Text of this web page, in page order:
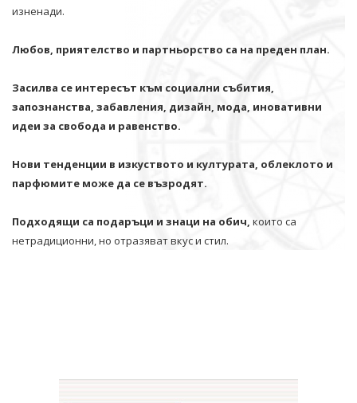
изненади.
Любов, приятелство и партньорство са на преден план.
Засилва се интересът към социални събития,
запознанства, забавления, дизайн, мода, иновативни
идеи за свобода и равенство.
Нови тенденции в изкуството и културата, облеклото и
парфюмите може да се възродят.
Подходящи са подаръци и знаци на обич, които са
нетрадиционни, но отразяват вкус и стил.